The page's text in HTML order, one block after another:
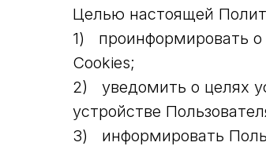
Целью настоящей
1) проинформировать о
Cookies;
2) уведомить о целях
устройстве
3) информировать